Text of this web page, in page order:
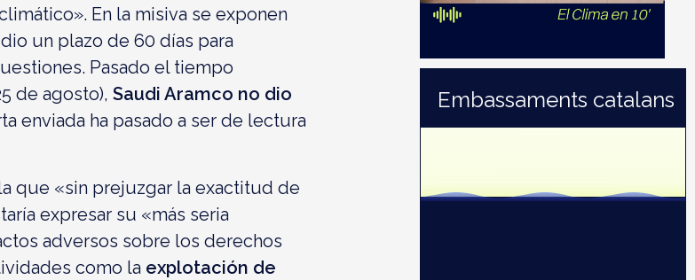
En la misiva se exponen
un plazo de 60 días para
Pasado el tiempo
de agosto), Saudi Aramco no dio
enviada ha pasado a ser de lectura
que «sin prejuzgar la exactitud de
expresar su «más seria
adversos sobre los derechos
como la explotación de
Embassaments catalans